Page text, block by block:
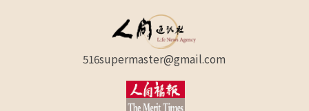
516supermaster@gmail.com